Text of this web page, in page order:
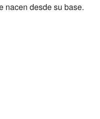
nacen desde su base.